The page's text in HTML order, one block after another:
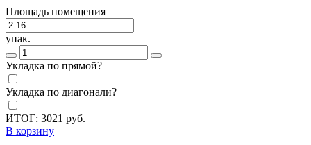
Площадь помещения
упак.
Укладка по прямой?
Укладка по диагонали?
ИТОГ: 3021 руб.
В корзину